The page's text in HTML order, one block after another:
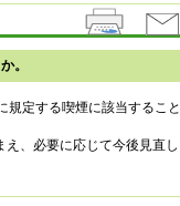
。
規定する喫煙に該当すること
、必要に応じて今後見直し